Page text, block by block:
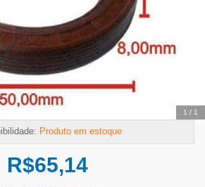
1 / 1
Produto em estoque
R$65,14